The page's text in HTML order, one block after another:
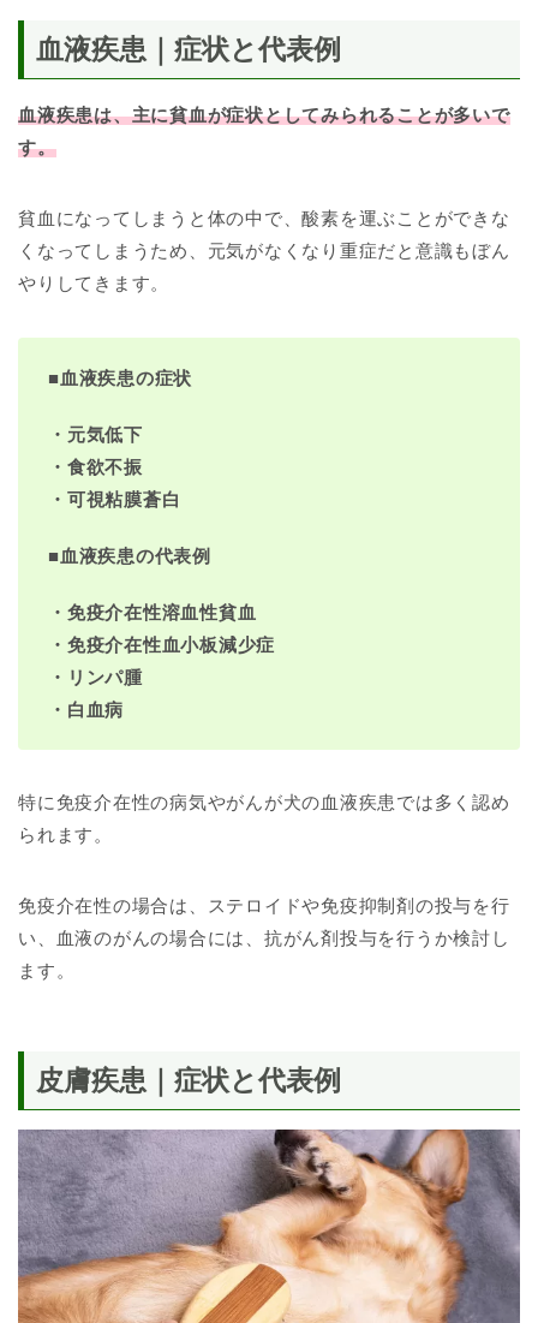
血液疾患｜症状と代表例
血液疾患は、主に貧血が症状としてみられることが多いで
す。
貧血になってしまうと体の中で、酸素を運ぶことができな
くなってしまうため、元気がなくなり重症だと意識もぼん
やりしてきます。
■血液疾患の症状
・元気低下
・食欲不振
・可視粘膜蒼白
■血液疾患の代表例
・免疫介在性溶血性貧血
・免疫介在性血小板減少症
・リンパ腫
・白血病
特に免疫介在性の病気やがんが犬の血液疾患では多く認め
られます。
免疫介在性の場合は、ステロイドや免疫抑制剤の投与を行
い、血液のがんの場合には、抗がん剤投与を行うか検討し
ます。
皮膚疾患｜症状と代表例